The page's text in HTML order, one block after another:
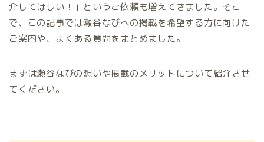
介してほしい！」というご依頼も増えてきました。そこ
で、この記事では瀬谷なびへの掲載を希望する方に向けた
ご案内や、よくある質問をまとめました。
まずは瀬谷なびの想いや掲載のメリットについて紹介させ
てください。